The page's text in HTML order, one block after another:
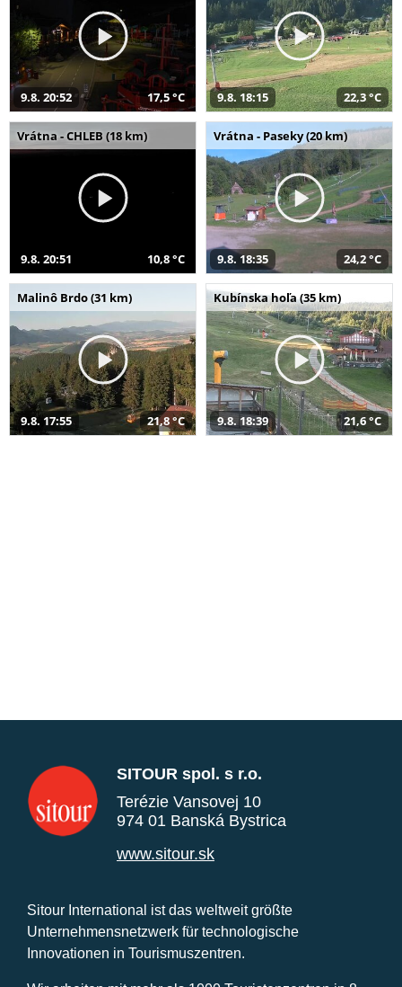
9.8. 20:52 17,5 °C 9.8. 18:15 22,3 °C
Vrátna - CHLEB (18 km)
9.8. 20:51 10,8 °C
Vrátna - Paseky (20 km)
9.8. 18:35 24,2 °C
Malinô Brdo (31 km)
9.8. 17:55 21,8 °C
Kubínska hoľa (35 km)
9.8. 18:39 21,6 °C
SITOUR spol. s r.o.
Terézie Vansovej 10
974 01 Banská Bystrica
www.sitour.sk
Sitour International ist das weltweit größte
Unternehmensnetzwerk für technologische
Innovationen in Tourismuszentren.